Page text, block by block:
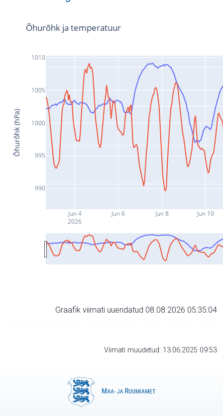
Jun 4
2026
Jun 6 Jun 8 Jun 10
990
995
1000
1005
1010
Õhurõhk ja temperatuur
Õhurõhk (hPa)
Graafik viimati uuendatud 08.08.2026 05:35:04
Viimati muudetud: 13.06.2025 09:53